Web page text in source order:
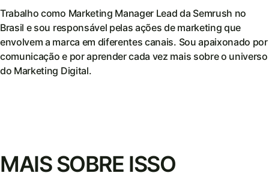
Trabalho como Marketing Manager Lead da Semrush no
Brasil e sou responsável pelas ações de marketing que
envolvem a marca em diferentes canais. Sou apaixonado por
comunicação e por aprender cada vez mais sobre o universo
do Marketing Digital.
MAIS SOBRE ISSO